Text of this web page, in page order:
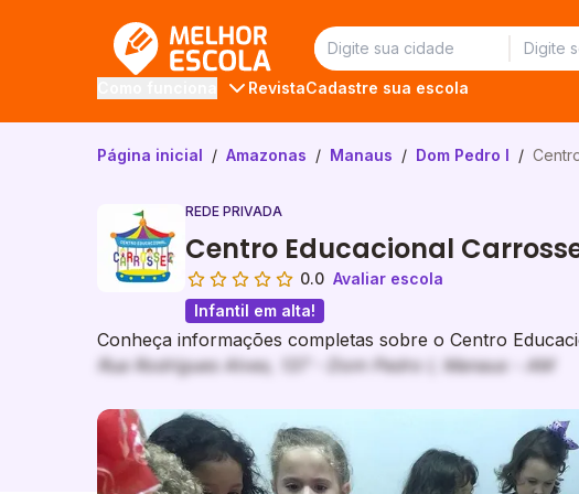
RevistaCadastre sua escola
Página inicial / Amazonas / Manaus / Dom Pedro I /
REDE PRIVADA
Centro Educacional
0.0 Avaliar escola
Infantil em alta!
Conheça informações completas sobre o Centro
Rua Rodrigues Alves, 137 - Dom Pedro I, Manaus - AM
Galeria de imagem